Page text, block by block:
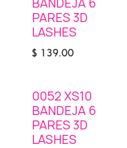
PARES 3D
LASHES
$ 139.00
STOCK
0052 XS10
BANDEJA 6
PARES 3D
LASHES